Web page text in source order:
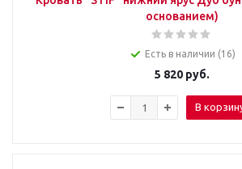
основанием)
Есть в наличии (16)
5 820руб.
В